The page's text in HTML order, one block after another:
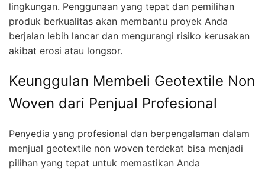
lingkungan. Penggunaan yang tepat dan pemilihan
produk berkualitas akan membantu proyek Anda
berjalan lebih lancar dan mengurangi risiko kerusakan
akibat erosi atau longsor.
Keunggulan Membeli Geotextile Non
Woven dari Penjual Profesional
Penyedia yang profesional dan berpengalaman dalam
menjual geotextile non woven terdekat bisa menjadi
pilihan yang tepat untuk memastikan Anda